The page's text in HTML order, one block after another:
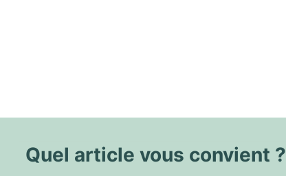
Quel article vous convient ?